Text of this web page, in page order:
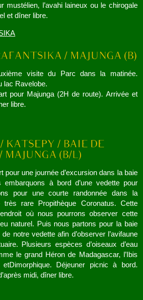
mustélien, l’avahi laineux ou le chirogale
et dîner libre.
visite du Parc dans la matinée.
lac Ravelobe.
pour Majunga (2H de route). Arrivée et
libre.
pour une journée d’excursion dans la baie
embarquons à bord d’une vedette pour
pour une courte randonnée dans la
rare Propithèque Coronatus. Cette
où nous pourrons observer cette
naturel. Puis nous partons pour la baie
notre vedette afin d’observer l’avifaune
Plusieurs espèces d’oiseaux d’eau
le grand Héron de Madagascar, l’Ibis
etDimorphique. Déjeuner picnic à bord.
midi, dîner libre.